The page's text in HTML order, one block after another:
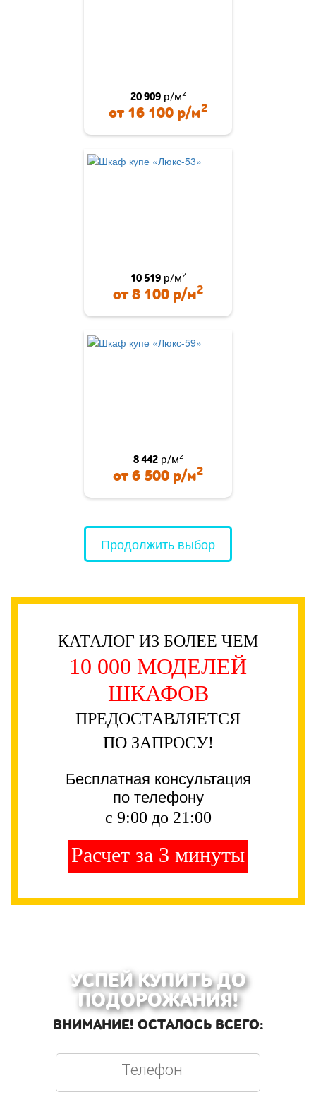
20 909р/м2
от16 100 р/м2
10 519р/м2
от8 100 р/м2
8 442р/м2
от6 500 р/м2
Продолжить выбор
КАТАЛОГ ИЗ БОЛЕЕ ЧЕМ
10 000 МОДЕЛЕЙ
ШКАФОВ
ПРЕДОСТАВЛЯЕТСЯ
ПО ЗАПРОСУ!
Бесплатная консультация
по телефону
с 9:00 до 21:00
Расчет за 3 минуты
УСПЕЙ КУПИТЬ ДО
ПОДОРОЖАНИЯ!
ВНИМАНИЕ! ОСТАЛОСЬ ВСЕГО: